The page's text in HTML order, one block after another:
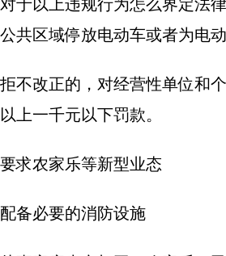
对于以上违规行为怎么界定法
公共区域停放电动车或者为电
拒不改正的，对经营性单位和
以上一千元以下罚款。
要求农家乐等新型业态
配备必要的消防设施